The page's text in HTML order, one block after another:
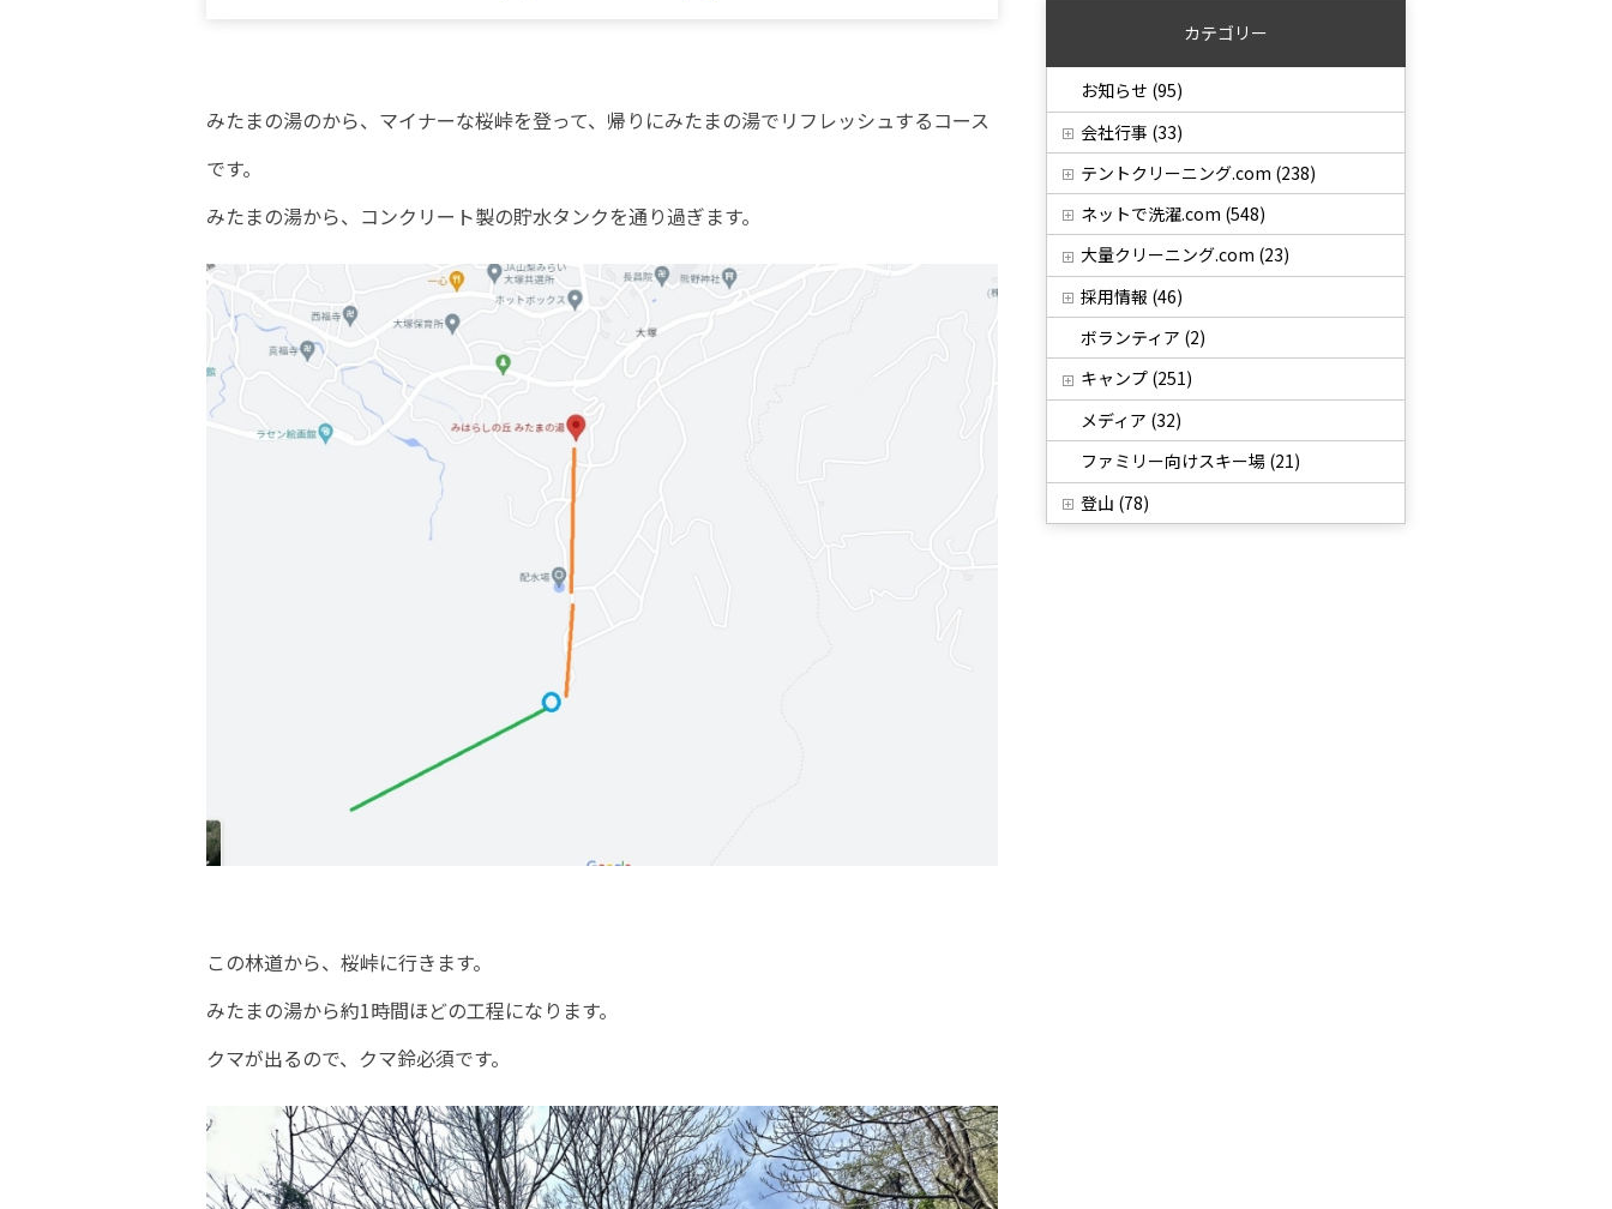
みたまの湯のから、マイナーな桜峠を登って、帰りにみたまの湯でリフレッシュするコース
です。
みたまの湯から、コンクリート製の貯水タンクを通り過ぎます。
この林道から、桜峠に行きます。
みたまの湯から約1時間ほどの工程になります。
クマが出るので、クマ鈴必須です。
カテゴリー
お知らせ (95)
会社行事 (33)
テントクリーニング.com (238)
ネットで洗濯.com (548)
大量クリーニング.com (23)
採用情報 (46)
ボランティア (2)
キャンプ (251)
メディア (32)
ファミリー向けスキー場 (21)
登山 (78)